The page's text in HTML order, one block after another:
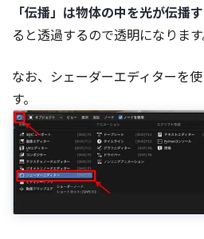
「伝播」は物体の中を光が伝播
ると透過するので透明になります
なお、シェーダーエディターを
す。